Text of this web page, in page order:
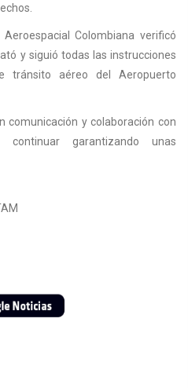
Colombiana verificó
y siguió todas las instrucciones
tránsito aéreo del Aeropuerto
comunicación y colaboración con
garantizando unas